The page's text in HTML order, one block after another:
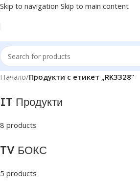
Skip to navigation Skip to main content
Начало/Продукти с етикет „RK3328“
IT Продукти
8 products
TV БОКС
5 products